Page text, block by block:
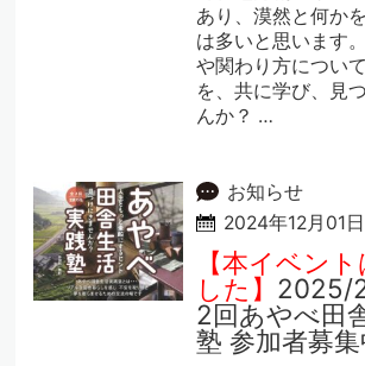
あり、漠然と何か
は多いと思います
や関わり方につい
を、共に学び、見
んか？ …
お知らせ
2024年12月01日
【本イベン
した】 2025/
2回あやべ田
塾 参加者募集